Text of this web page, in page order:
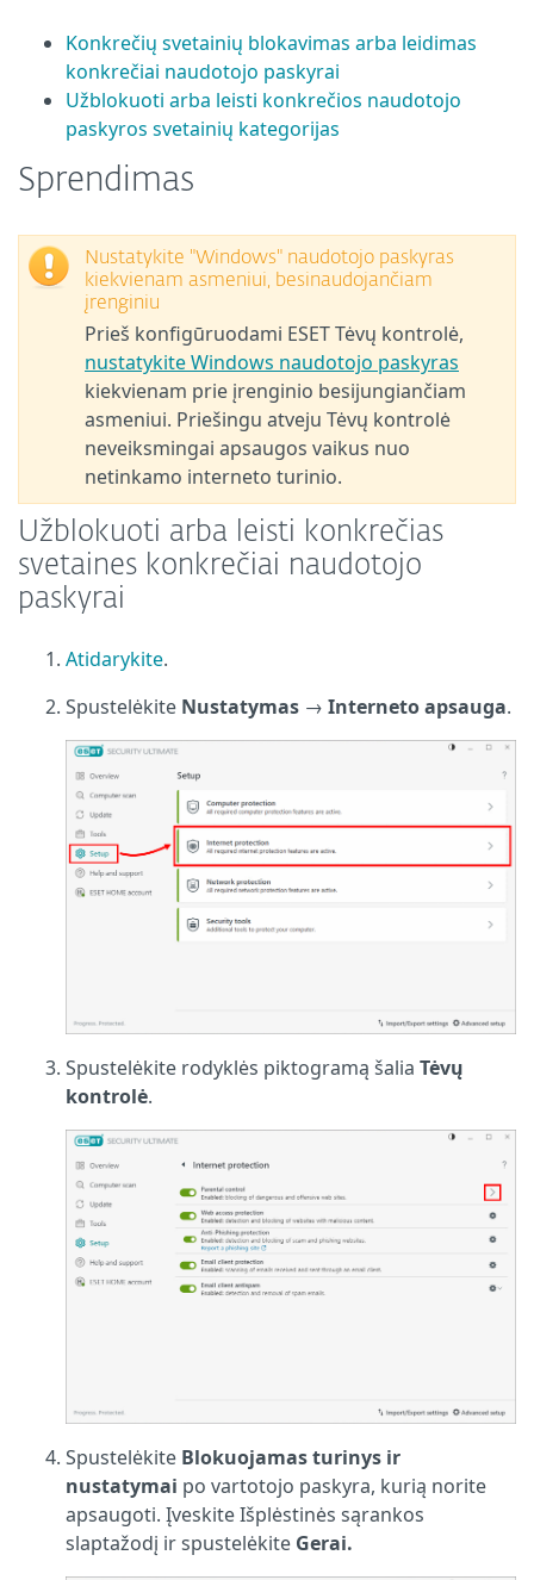
Konkrečių svetainių blokavimas arba leidimas
konkrečiai naudotojo paskyrai
Užblokuoti arba leisti konkrečios naudotojo
paskyros svetainių kategorijas
Sprendimas
Nustatykite "Windows" naudotojo paskyras
kiekvienam asmeniui, besinaudojančiam
įrenginiu
Prieš konfigūruodami ESET Tėvų kontrolė,
nustatykite Windows naudotojo paskyras
kiekvienam prie įrenginio besijungiančiam
asmeniui. Priešingu atveju Tėvų kontrolė
neveiksmingai apsaugos vaikus nuo
netinkamo interneto turinio.
Užblokuoti arba leisti konkrečias
svetaines konkrečiai naudotojo
paskyrai
Atidarykite.
Spustelėkite Nustatymas → Interneto apsauga.
Spustelėkite rodyklės piktogramą šalia Tėvų
kontrolė.
Spustelėkite Blokuojamas turinys ir
nustatymai po vartotojo paskyra, kurią norite
apsaugoti. Įveskite Išplėstinės sąrankos
slaptažodį ir spustelėkite Gerai.